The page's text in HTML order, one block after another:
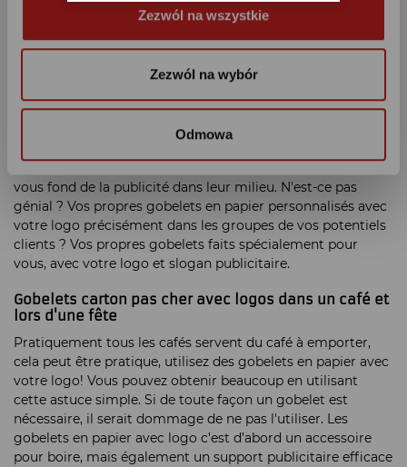
Zezwól na wszystkie
Zezwól na wybór
Odmowa
de publicité, toute la surface est comme une bannière sur
message important pour vous, et l'ensemble ne sera pas
intrusif, car le visiteur a besoin avant tout de ce gobelet
parader avec gobelets carton pas cher avec votre publicité,
il vous suffit d'offrir une boisson froide ou chaude. Par
vous fond de la publicité dans leur milieu. N'est-ce pas
génial ? Vos propres gobelets en papier personnalisés avec
votre logo précisément dans les groupes de vos potentiels
clients ? Vos propres gobelets faits spécialement pour
vous, avec votre logo et slogan publicitaire.
Gobelets carton pas cher avec logos dans un café et
lors d'une fête
Pratiquement tous les cafés servent du café à emporter,
cela peut être pratique, utilisez des gobelets en papier avec
votre logo! Vous pouvez obtenir beaucoup en utilisant
cette astuce simple. Si de toute façon un gobelet est
nécessaire, il serait dommage de ne pas l'utiliser. Les
gobelets en papier avec logo c’est d’abord un accessoire
pour boire, mais également un support publicitaire efficace